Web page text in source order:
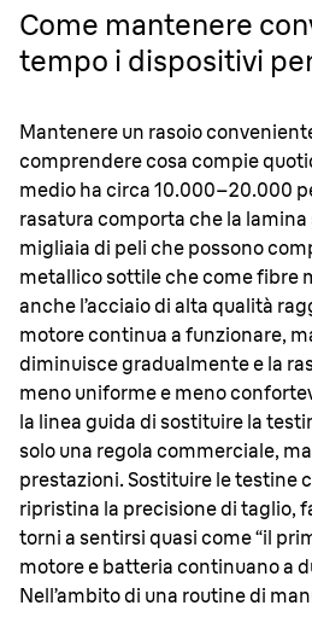
Come mantenere
tempo i dispositivi
Mantenere un rasoio
comprendere cosa compie
medio ha circa 10.000–20.000
rasatura comporta che la
migliaia di peli che possono
metallico sottile che come fibre
anche l’acciaio di alta qualità
motore continua a funzionare,
diminuisce gradualmente e la
meno uniforme e meno
la linea guida di sostituire la
solo una regola commerciale,
prestazioni. Sostituire le testine
ripristina la precisione di taglio,
torni a sentirsi quasi come “il
motore e batteria continuano a
Nell’ambito di una routine di